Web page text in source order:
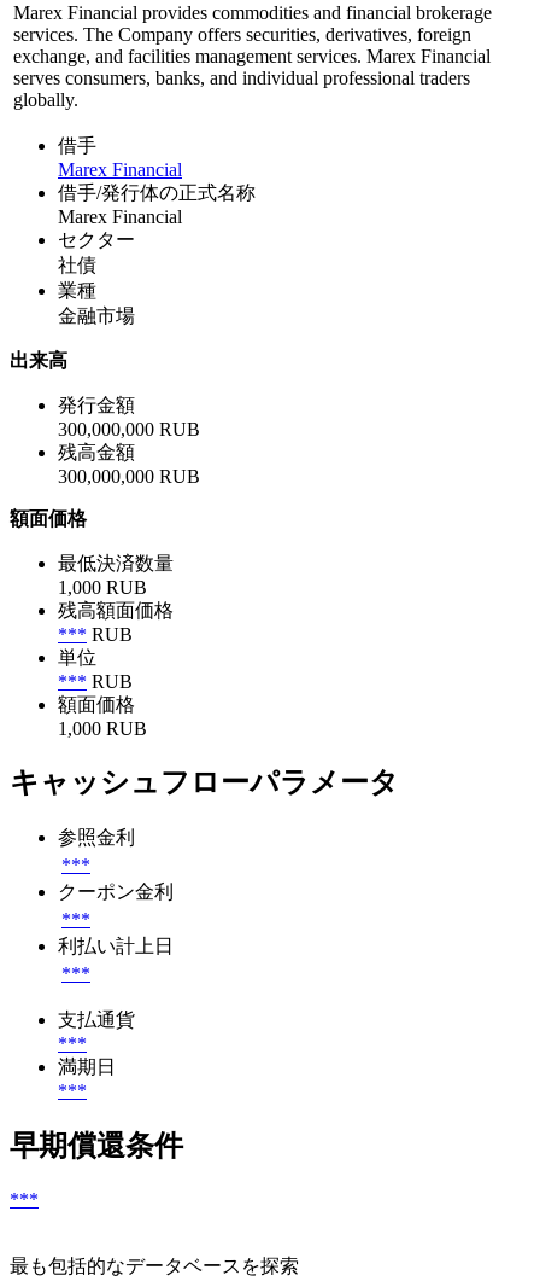
Marex Financial provides commodities and financial brokerage
services. The Company offers securities, derivatives, foreign
exchange, and facilities management services. Marex Financial
serves consumers, banks, and individual professional traders
globally.
借手
Marex Financial
借手/発行体の正式名称
Marex Financial
セクター
社債
業種
金融市場
出来高
発行金額
300,000,000 RUB
残高金額
300,000,000 RUB
額面価格
最低決済数量
1,000 RUB
残高額面価格
*** RUB
単位
*** RUB
額面価格
1,000 RUB
キャッシュフローパラメータ
参照金利
***
クーポン金利
***
利払い計上日
***
支払通貨
***
満期日
***
早期償還条件
***
最も包括的なデータベースを探索